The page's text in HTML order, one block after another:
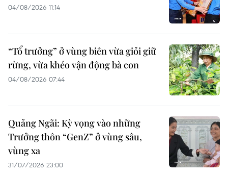
04/08/2026 11:14
“Tổ trưởng” ở vùng biên vừa giỏi giữ
rừng, vừa khéo vận động bà con
04/08/2026 07:44
Quảng Ngãi: Kỳ vọng vào những
Trưởng thôn “GenZ” ở vùng sâu,
vùng xa
31/07/2026 23:00